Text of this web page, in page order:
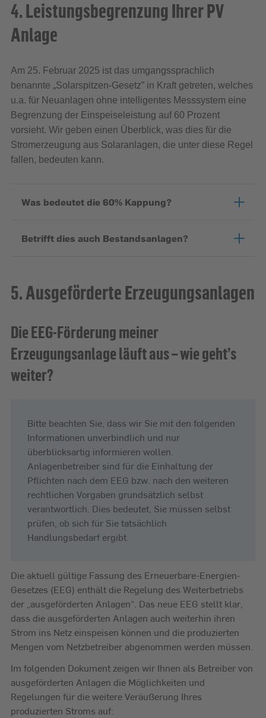
4. Leistungsbegrenzung Ihrer PV
Anlage
Am 25. Februar 2025 ist das umgangssprachlich
benannte „Solarspitzen-Gesetz” in Kraft getreten, welches
u.a. für Neuanlagen ohne intelligentes Messsystem eine
Begrenzung der Einspeiseleistung auf 60 Prozent
vorsieht. Wir geben einen Überblick, was dies für die
Stromerzeugung aus Solaranlagen, die unter diese Regel
fallen, bedeuten kann.
Was bedeutet die 60% Kappung?
Betrifft dies auch Bestandsanlagen?
5. Ausgeförderte Erzeugungsanlagen
Die EEG-Förderung meiner
Erzeugungsanlage läuft aus – wie geht’s
weiter?
Bitte beachten Sie, dass wir Sie mit den folgenden
Informationen unverbindlich und nur
überblicksartig informieren wollen.
Anlagenbetreiber sind für die Einhaltung der
Pflichten nach dem EEG bzw. nach den weiteren
rechtlichen Vorgaben grundsätzlich selbst
verantwortlich. Dies bedeutet, Sie müssen selbst
prüfen, ob sich für Sie tatsächlich
Handlungsbedarf ergibt.
Die aktuell gültige Fassung des Erneuerbare-Energien-
Gesetzes (EEG) enthält die Regelung des Weiterbetriebs
der „ausgeförderten Anlagen“. Das neue EEG stellt klar,
dass die ausgeförderten Anlagen auch weiterhin ihren
Strom ins Netz einspeisen können und die produzierten
Mengen vom Netzbetreiber abgenommen werden müssen.
Im folgenden Dokument zeigen wir Ihnen als Betreiber von
ausgeförderten Anlagen die Möglichkeiten und
Regelungen für die weitere Veräußerung Ihres
produzierten Stroms auf: